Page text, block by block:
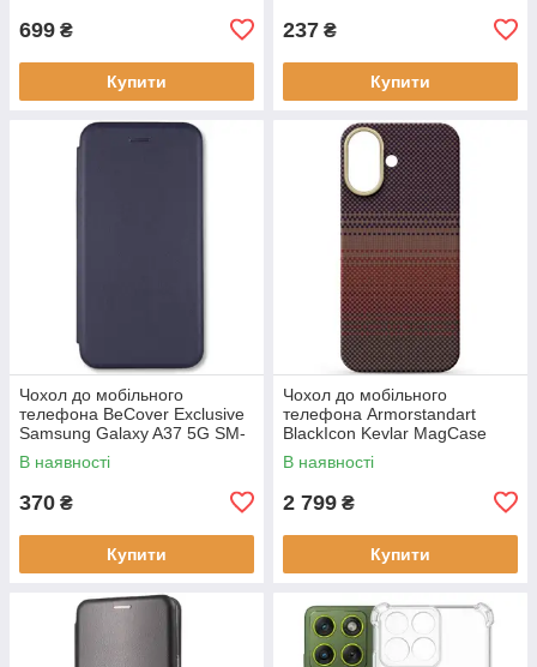
699 ₴
Купити
237 ₴
Купити
Чохол до мобільного
телефона BeCover Exclusive
Samsung Galaxy A37 5G SM-
A376 Deep Blue (715019)
В наявності
370 ₴
Купити
Чохол до мобільного
телефона Armorstandart
BlackIcon Kevlar MagCase
Apple iPhone 17 Sunset
(ARM90153)
В наявності
2 799 ₴
Купити